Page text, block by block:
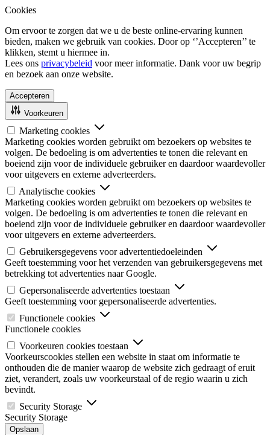
Cookies
Om ervoor te zorgen dat we u de beste online-ervaring kunnen
bieden, maken we gebruik van cookies. Door op ‘’Accepteren’’ te
klikken, stemt u hiermee in.
Lees ons privacybeleid voor meer informatie. Dank voor uw begrip
en bezoek aan onze website.
Accepteren
Voorkeuren
Marketing cookies
Marketing cookies worden gebruikt om bezoekers op websites te
volgen. De bedoeling is om advertenties te tonen die relevant en
boeiend zijn voor de individuele gebruiker en daardoor waardevoller
voor uitgevers en externe adverteerders.
Analytische cookies
Marketing cookies worden gebruikt om bezoekers op websites te
volgen. De bedoeling is om advertenties te tonen die relevant en
boeiend zijn voor de individuele gebruiker en daardoor waardevoller
voor uitgevers en externe adverteerders.
Gebruikersgegevens voor advertentiedoeleinden
Geeft toestemming voor het verzenden van gebruikersgegevens met
betrekking tot advertenties naar Google.
Gepersonaliseerde advertenties toestaan
Geeft toestemming voor gepersonaliseerde advertenties.
Functionele cookies
Functionele cookies
Voorkeuren cookies toestaan
Voorkeurscookies stellen een website in staat om informatie te
onthouden die de manier waarop de website zich gedraagt of eruit
ziet, verandert, zoals uw voorkeurstaal of de regio waarin u zich
bevindt.
Security Storage
Security Storage
Opslaan